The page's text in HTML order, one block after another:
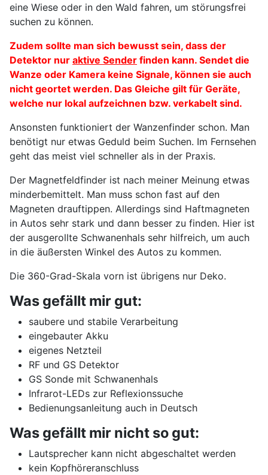
eine Wiese oder in den Wald fahren, um störungsfrei
suchen zu können.
Zudem sollte man sich bewusst sein, dass der
Detektor nur aktive Sender finden kann. Sendet die
Wanze oder Kamera keine Signale, können sie auch
nicht geortet werden. Das Gleiche gilt für Geräte,
welche nur lokal aufzeichnen bzw. verkabelt sind.
Ansonsten funktioniert der Wanzenfinder schon. Man
benötigt nur etwas Geduld beim Suchen. Im Fernsehen
geht das meist viel schneller als in der Praxis.
Der Magnetfeldfinder ist nach meiner Meinung etwas
minderbemittelt. Man muss schon fast auf den
Magneten drauftippen. Allerdings sind Haftmagneten
in Autos sehr stark und dann besser zu finden. Hier ist
der ausgerollte Schwanenhals sehr hilfreich, um auch
in die äußersten Winkel des Autos zu kommen.
Die 360-Grad-Skala vorn ist übrigens nur Deko.
Was gefällt mir gut:
saubere und stabile Verarbeitung
eingebauter Akku
eigenes Netzteil
RF und GS Detektor
GS Sonde mit Schwanenhals
Infrarot-LEDs zur Reflexionssuche
Bedienungsanleitung auch in Deutsch
Was gefällt mir nicht so gut:
Lautsprecher kann nicht abgeschaltet werden
kein Kopfhöreranschluss